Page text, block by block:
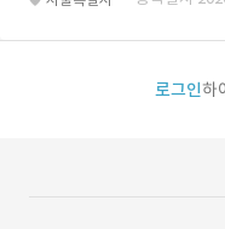
로그인하